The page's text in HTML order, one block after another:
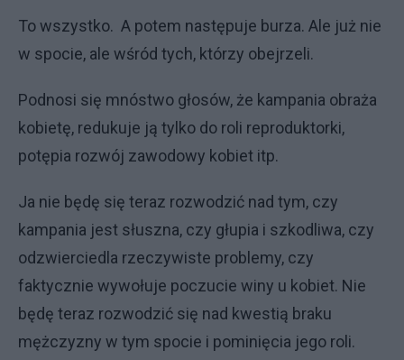
To wszystko. A potem następuje burza. Ale już nie
w spocie, ale wśród tych, którzy obejrzeli.
Podnosi się mnóstwo głosów, że kampania obraża
kobietę, redukuje ją tylko do roli reproduktorki,
potępia rozwój zawodowy kobiet itp.
Ja nie będę się teraz rozwodzić nad tym, czy
kampania jest słuszna, czy głupia i szkodliwa, czy
odzwierciedla rzeczywiste problemy, czy
faktycznie wywołuje poczucie winy u kobiet. Nie
będę teraz rozwodzić się nad kwestią braku
mężczyzny w tym spocie i pominięcia jego roli.